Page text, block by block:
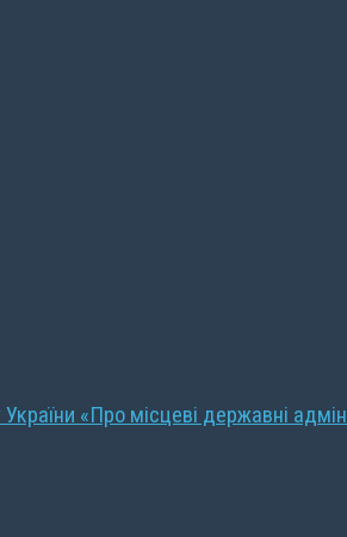
«Про місцеві державні